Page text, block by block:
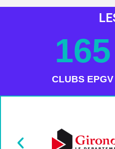
CLUBS EPGV
165